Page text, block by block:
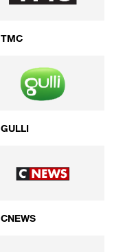
TMC
GULLI
CNEWS